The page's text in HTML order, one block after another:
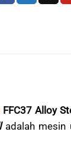
FFC37 Alloy
adalah mesin